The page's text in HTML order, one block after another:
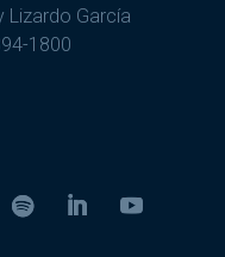
Lizardo García
1800